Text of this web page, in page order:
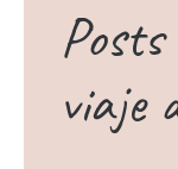
viaje